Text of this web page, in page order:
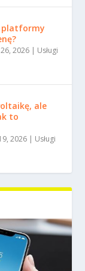
platformy
2026 | Usługi
ale
to
2026 | Usługi